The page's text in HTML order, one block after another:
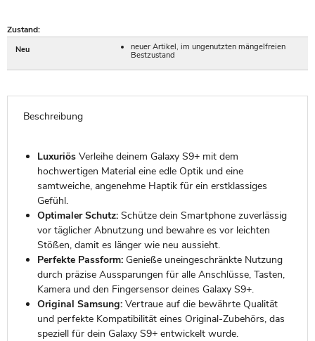
Zustand:
Neu
neuer Artikel, im ungenutzten mängelfreien
Bestzustand
Beschreibung
LuxuriösVerleihe deinem Galaxy S9+ mit dem
hochwertigen Material eine edle Optik und eine
samtweiche, angenehme Haptik für ein erstklassiges
Gefühl.
Optimaler Schutz:Schütze dein Smartphone zuverlässig
vor täglicher Abnutzung und bewahre es vor leichten
Stößen, damit es länger wie neu aussieht.
Perfekte Passform:Genieße uneingeschränkte Nutzung
durch präzise Aussparungen für alle Anschlüsse, Tasten,
Kamera und den Fingersensor deines Galaxy S9+.
Original Samsung:Vertraue auf die bewährte Qualität
und perfekte Kompatibilität eines Original-Zubehörs, das
speziell für dein Galaxy S9+ entwickelt wurde.